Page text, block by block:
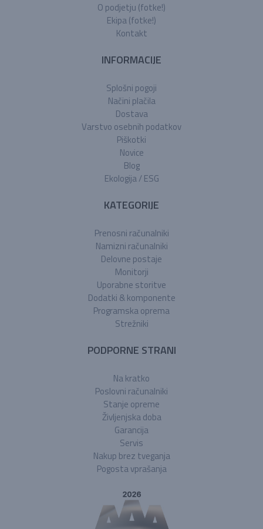
O podjetju (fotke!)
Ekipa (fotke!)
Kontakt
INFORMACIJE
Splošni pogoji
Načini plačila
Dostava
Varstvo osebnih podatkov
Piškotki
Novice
Blog
Ekologija / ESG
KATEGORIJE
Prenosni računalniki
Namizni računalniki
Delovne postaje
Monitorji
Uporabne storitve
Dodatki & komponente
Programska oprema
Strežniki
PODPORNE STRANI
Na kratko
Poslovni računalniki
Stanje opreme
Življenjska doba
Garancija
Servis
Nakup brez tveganja
Pogosta vprašanja